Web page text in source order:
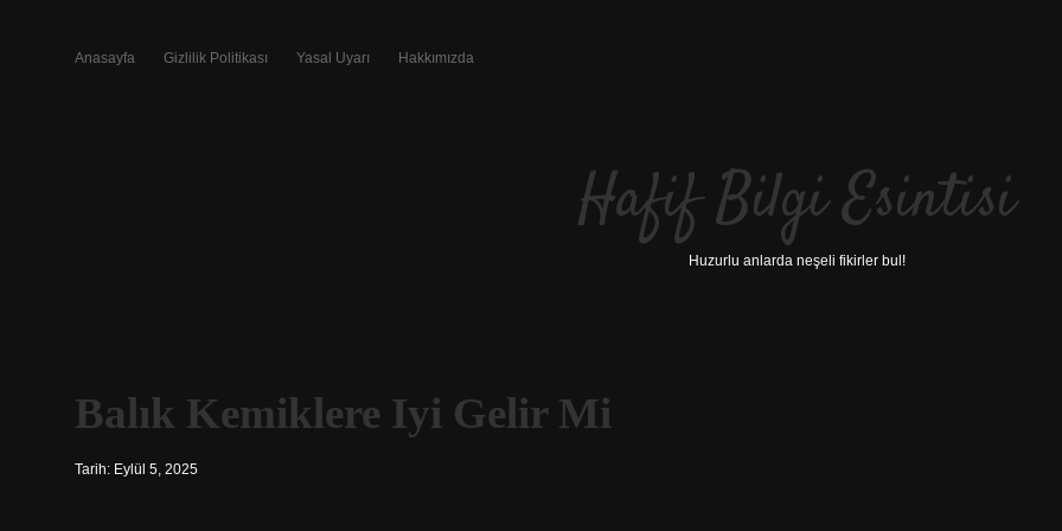
Anasayfa Gizlilik Politikası Yasal Uyarı Hakkımızda
Hafif Bilgi Esintisi
Huzurlu anlarda neşeli fikirler bul!
Balık Kemiklere Iyi Gelir Mi
Tarih: Eylül 5, 2025